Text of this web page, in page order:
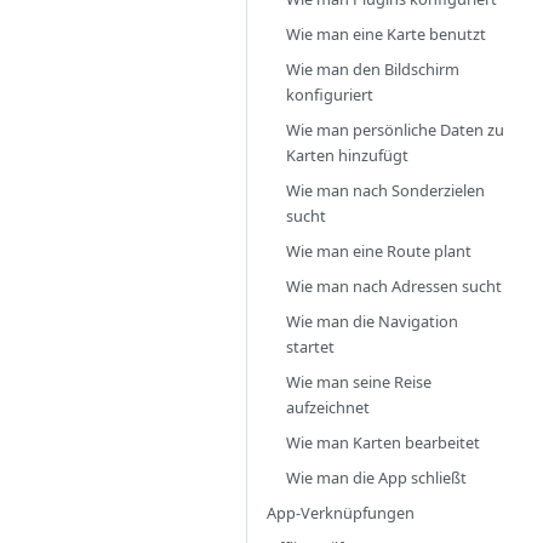
Wie man eine Karte benutzt
Wie man den Bildschirm
konfiguriert
Wie man persönliche Daten zu
Karten hinzufügt
Wie man nach Sonderzielen
sucht
Wie man eine Route plant
Wie man nach Adressen sucht
Wie man die Navigation
startet
Wie man seine Reise
aufzeichnet
Wie man Karten bearbeitet
Wie man die App schließt
App-Verknüpfungen